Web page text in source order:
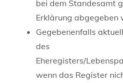
bei dem Standesamt
Erklärung abgegeben
Gegebenenfalls
des
Eheregisters/
wenn das Register